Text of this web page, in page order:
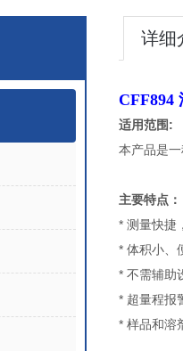
详细
CFF894
适用范围:
本产品是
主要特点：
* 测量
* 体积小、
* 不需辅助
* 超量程报
* 样品和溶